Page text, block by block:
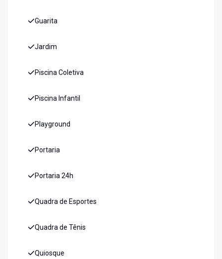
Guarita
Jardim
Piscina Coletiva
Piscina Infantil
Playground
Portaria
Portaria 24h
Quadra de Esportes
Quadra de Tênis
Quiosque